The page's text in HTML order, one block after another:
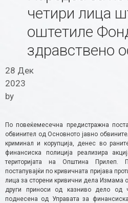
четири лица
оштетиле
здравствено
28 Дек
2023
by
По повеќемесечна предистражна
обвинител од Основното јавно
криминал и корупција, денес во
финансиска полиција реализира
територијата на Општина Прилеп.
постапувајќи по кривичната пријава
лица за сторени кривични дела Измама
други приноси од казниво дело од
поднесена од Управата за